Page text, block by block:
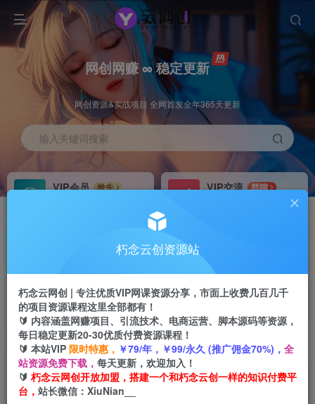
网创网赚 ∞ 稳定更新
网创资源&实战项目 全网首发全年365天更新
输入关键词搜索
VIP会员
抢先
VIP交流
群聊
研究探讨更多创业项目路子。
会员专属推广链接
四导航 导航
APP下载
GO
首页 创业课程 会员专属 正文
（5837期）热血霸业H5传奇手游搭建可开服变现
可搭建自己玩【内附源码+GM+教程】
朽念云创资源站
朽念云网创 | 专注优质VIP网课资源分享，市面上收费几百几千
的项目资源课程这里全部都有！
🔰 内容涵盖网赚项目、引流技术、电商运营、脚本源码等资源，
每日稳定更新20-30优质付费资源课程！
🔰 本站VIP 限时特惠， ￥79/年，￥99/永久 (推广佣金70%)， 全
站资源免费下载， 每天更新，欢迎加入！
🔰 朽念云网创开放加盟，搭建一个和朽念云创一样的知识付费平
台， 站长微信：XiuNian__